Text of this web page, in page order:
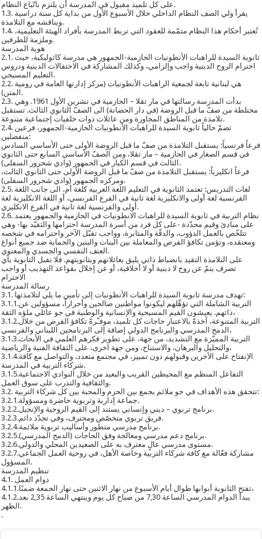
على كل تلميذ مقبول في المدرسة أن يلتزم باتّباع النظام.
1.3. يقرأ ولي الصف النظام الداخلي خلال الأسبوع الأول من بداية كل سنة دراسية
ويناقشه مع التلامذة.
1.4. تُعتبر أحكام هذا النظام متمّمة للعقود التي تربط المدرسة بأفراد الهيئة التعليمية،
وملزمة للطرفين.
هوية المدرسة
2.1. ثانوية السيدة للراهبات الأنطونيات الحازمية-الجمهور هي مدرسة كاثوليكية، حيث
احترام الروح الدينية واجب وإلزامي، وكذلك المشاركة في الاحتفالات الدينية ودروس
التعليم المسيحي.
2.2. هي لبنانية تابعة لجمعية الراهبات الأنطونيات (مركز إدارتها العامة في رومية
المتن).
2.3. بدأت المدرسة رسالتها في مار تقلا – الحازمية في تشرين الأول 1961. وهي
مختلطة من صفّ ما قبل الروضة (في دار الحضانة) الى الصفّ الثانوي الثالث. تستقبل
تلامذة من المناطق المجاورة ومن عائلات ذوات خلفيات إجتماعية متنوعة.
2.4. تضمّ حالياً ثانوية السيدة للراهبات الأنطونيات الحازمية-الجمهور، فرعين
منفصلين:
فرعاً فرنسياً: يستقبل التلامذة من صفّ ما قبل الروضة الأولى حتى الأساسي السادس
في قسم الصغار في الحازمية – مار تقلا، ومن الصفّ الأساسي السابع حتى الثانوي
الثالث في قسم الكبار في الجمهور (وادي شحرور السفلى).
فرعاً انكليزياً: يستقبل التلامذة من صفّ ما قبل الروضة الأولى حتى الثانوي الثالث،
ومركزه الجمهور (وادي شحرور السفلى).
2.5. لغات التدريس: تعتمد الثانوية في التعليم اللغة العربية كلغة أم، الى جانب اللغة
الفرنسية لغة أولى والانكليزية لغة ثانية في الفرع الفرنسي، أو اللغة الانكليزية لغة
أولى والفرنسية لغة ثانية في الفرع الانكليزي.
2.6. نظام التربية في ثانوية السيدة للراهبات الانطونيات في الحازمية والجمهور يعتمد
على مبادئ وقيم محدّدة -على كل فرد من أسرة المدرسة احترامها والتقيّد بها- وهي
تتلخّص بالعمل الدؤوب، والدقّة والمثابرة، وواجب تقبّل الآخر واحترامه في شخصه
ومعتقده، وتؤمن تكافؤ الفرص والمعاملة بين البنات والبنين والحماية ضد جميع أنواع
العنف النفسي والجسدي والمعنوي.
على التلامذة التقيد بانضباط ذاتي يليق بعائلاتهم وبثانويتهم. فلا تقبل الثانوية بأي
تصرف ينمّ عن روح لا دينية أو لا أخلاقية، أو عن إخلال بقواعد التهذيب أو واجب
الاحترام
رسالة المدرسة
3.1. تهدف مدرسة ثانوية السيدة للراهبات الأنطونيات إلى تأمين ما يلي لتلامذتها:
3.1.1.التربية الشاملة التي تؤهِّلهم ليكونوا مواطنين صالحين وأحراراً، مسؤولين عن
ذاتهم. يعيشون القيم المسيحية والإنسانية والوطنية في جو عائلي ملؤه الثقة،
3.1.2.التربية المتنوعة، آخذةً بالاعتبار حاجات كل تلميذ، موفـّرةً تكافؤ الفرص من خلال
الدمج المدرسي والبرنامج الدولي إضافة إلى البرنامجين اللبناني والفرنسي،
3.1.3.التربية المميّزة مع التشديد، من جهة، على تطوير فكرهم العلمي في الأبحاث
والتحليل والبرهان، والاستناج، ومن جهة اخرى، على الثقافة الفنية والرياضية،
3.1.4.الإنفتاح على الأخرين وقبولهم دون تمييز، في مجتمع متعدد، والتواصل مع كافة
شركاء التربية في المدرسة.
3.1.5.التفاعل المنظم مع المحيطين القريب والبعيد من خلال النوادي الاجتماعية
والثقافية والتدرب على سوق العمل.
3.2. تتحقق هذه الأهداف في جو ملائم يجمع بين الحزم والمحبة بين كل شركاء التربية:
3.2.1.جماعة إدارية وتربوية حاضرة ومسؤولة.
3.2.2.برنامج تربوي – ديني وإنساني يستند إلى القيم الروحية والإنجيل.
3.2.3.فريق تربوي متخصّص ومحترف، وفي تجدّد دائم.
3.2.4.برنامج مدرسي متطور وأساليب تربوية ملائمة.
3.2.5.برنامج دعم مدرسي ومعالجة وفق الحاجات (الدمج المدرسي).
3.2.6.مستوى مدرسي عالٍ معترف به على الصعيدين المحلي والدولي.
3.2.7.مشاركة فعّالة مع كافة شركاء التربية وخاصة الأهل، في روحية العمل الجماعي
المسؤول.
تنظيم المدرسة
4.1. دوام العمل
4.1.1.تفتح الثانوية أبوابها طوال أيام الأسبوع من نهار الاثنين حتى نهار الجمعة ضمنًا،
4.1.2.يبدأ الدوام المدرسي الساعة 7,30 من صباح كل يوم وينتهي الساعة 2,35 بعد
الظهر.
.